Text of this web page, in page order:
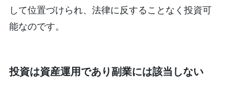
して位置づけられ、法律に反することなく投資可
能なのです。
投資は資産運用であり副業には該当しない